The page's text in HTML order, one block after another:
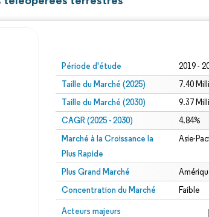
Période d'étude 2019 -
Taille du Marché (2025) 7.40
Taille du Marché (2030) 9.37
CAGR (2025 - 2030) 4.84%
Marché à la Croissance la
Plus Rapide
Asie-
Plus Grand Marché
Concentration du Marché Faible
Acteurs majeurs